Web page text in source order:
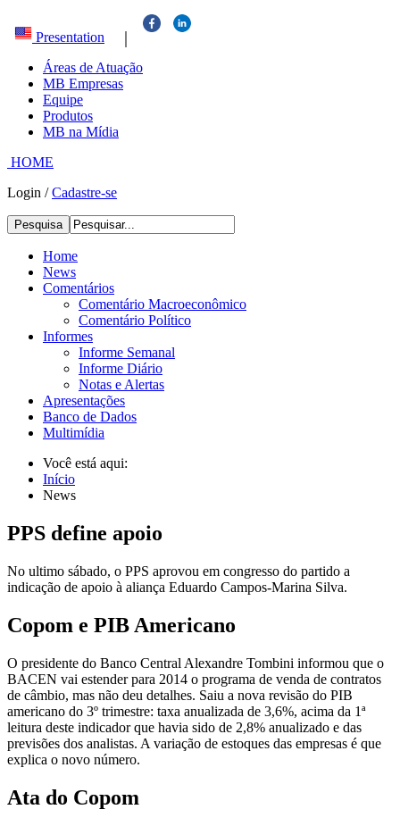
Presentation |
Áreas de Atuação
MB Empresas
Equipe
Produtos
MB na Mídia
HOME
Login /Cadastre-se
Pesquisa
Home
News
Comentários
Comentário Macroeconômico
Comentário Político
Informes
Informe Semanal
Informe Diário
Notas e Alertas
Apresentações
Banco de Dados
Multimídia
Você está aqui:
Início
News
PPS define apoio
No ultimo sábado, o PPS aprovou em congresso do partido a
indicação de apoio à aliança Eduardo Campos-Marina Silva.
Copom e PIB Americano
O presidente do Banco Central Alexandre Tombini informou que o
BACEN vai estender para 2014 o programa de venda de contratos
de câmbio, mas não deu detalhes. Saiu a nova revisão do PIB
americano do 3º trimestre: taxa anualizada de 3,6%, acima da 1ª
leitura deste indicador que havia sido de 2,8% anualizado e das
previsões dos analistas. A variação de estoques das empresas é que
explica o novo número.
Ata do Copom